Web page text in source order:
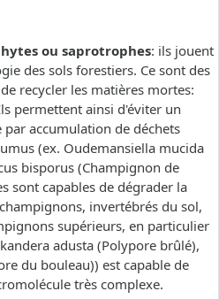
ou saprotrophes: ils jouent
des sols forestiers. Ce sont des
recycler les matières mortes:
permettent ainsi d'éviter un
accumulation de déchets
(ex. Oudemansiella mucida
bisporus (Champignon de
sont capables de dégrader la
invertébrés du sol,
supérieurs, en particulier
adusta (Polypore brûlé),
du bouleau)) est capable de
très complexe.